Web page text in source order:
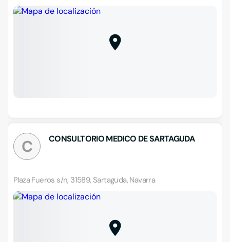
C CONSULTORIO MEDICO DE SARTAGUDA
Plaza Fueros s/n, 31589, Sartaguda, Navarra